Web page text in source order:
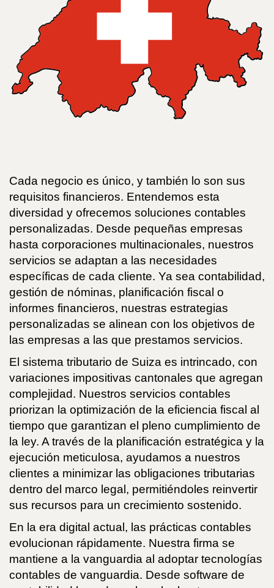
Cada negocio es único, y también lo son sus
requisitos financieros. Entendemos esta
diversidad y ofrecemos soluciones contables
personalizadas. Desde pequeñas empresas
hasta corporaciones multinacionales, nuestros
servicios se adaptan a las necesidades
específicas de cada cliente. Ya sea contabilidad,
gestión de nóminas, planificación fiscal o
informes financieros, nuestras estrategias
personalizadas se alinean con los objetivos de
las empresas a las que prestamos servicios.
El sistema tributario de Suiza es intrincado, con
variaciones impositivas cantonales que agregan
complejidad. Nuestros servicios contables
priorizan la optimización de la eficiencia fiscal al
tiempo que garantizan el pleno cumplimiento de
la ley. A través de la planificación estratégica y la
ejecución meticulosa, ayudamos a nuestros
clientes a minimizar las obligaciones tributarias
dentro del marco legal, permitiéndoles reinvertir
sus recursos para un crecimiento sostenido.
En la era digital actual, las prácticas contables
evolucionan rápidamente. Nuestra firma se
mantiene a la vanguardia al adoptar tecnologías
contables de vanguardia. Desde software de